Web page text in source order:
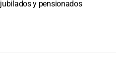
jubilados y pensionados